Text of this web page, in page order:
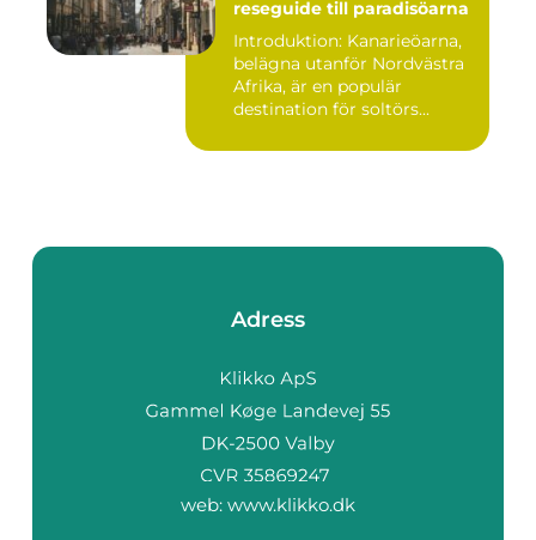
reseguide till paradisöarna
Introduktion: Kanarieöarna,
belägna utanför Nordvästra
Afrika, är en populär
destination för soltörs...
Adress
web: www.klikko.dk